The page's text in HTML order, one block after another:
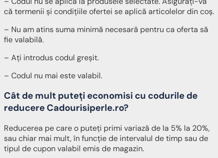
că termenii și condițiile ofertei se aplică articolelor din coș.
– Nu am atins suma minimă necesară pentru ca oferta să
fie valabilă.
– Ați introdus codul greșit.
– Codul nu mai este valabil.
Cât de mult puteți economisi cu codurile de
reducere Cadourisiperle.ro?
Reducerea pe care o puteți primi variază de la 5% la 20%,
sau chiar mai mult, în funcție de intervalul de timp sau de
tipul de cupon valabil emis de magazin.